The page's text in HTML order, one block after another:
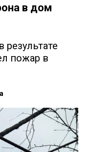
в дом
результате
пожар в